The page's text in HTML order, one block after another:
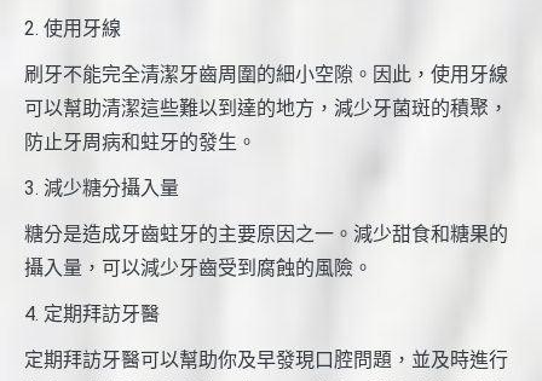
2. 使用牙線
刷牙不能完全清潔牙齒周圍的細小空隙。因此，使用牙線
可以幫助清潔這些難以到達的地方，減少牙菌斑的積聚，
防止牙周病和蛀牙的發生。
3. 減少糖分攝入量
糖分是造成牙齒蛀牙的主要原因之一。減少甜食和糖果的
攝入量，可以減少牙齒受到腐蝕的風險。
4. 定期拜訪牙醫
定期拜訪牙醫可以幫助你及早發現口腔問題，並及時進行